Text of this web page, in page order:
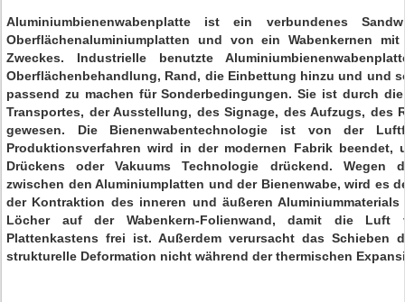
Aluminiumbienenwabenplatte ist ein verbundenes
Oberflächenaluminiumplatten und von ein Wabenkernen
Zweckes. Industrielle benutzte
Oberflächenbehandlung, Rand, die Einbettung hinzu und und
passend zu machen für Sonderbedingungen. Sie ist durch
Transportes, der Ausstellung, des Signage, des Aufzugs, des
gewesen. Die Bienenwabentechnologie ist von der
Produktionsverfahren wird in der modernen Fabrik beendet,
Drückens oder Vakuums Technologie drückend. Wegen
zwischen den Aluminiumplatten und der Bienenwabe, wird es
der Kontraktion des inneren und äußeren
Löcher auf der Wabenkern-Folienwand, damit die Luft
Plattenkastens frei ist. Außerdem verursacht das Schieben
strukturelle Deformation nicht während der thermischen